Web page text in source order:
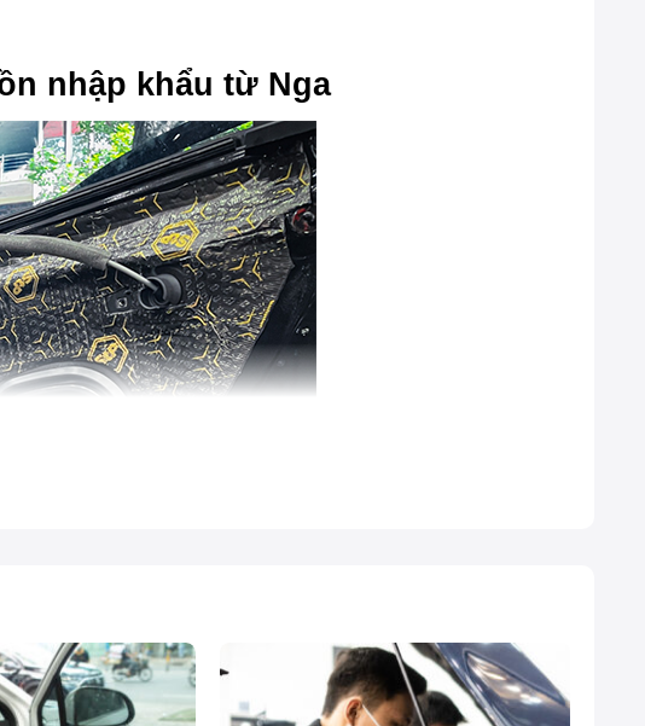
nhập khẩu từ Nga